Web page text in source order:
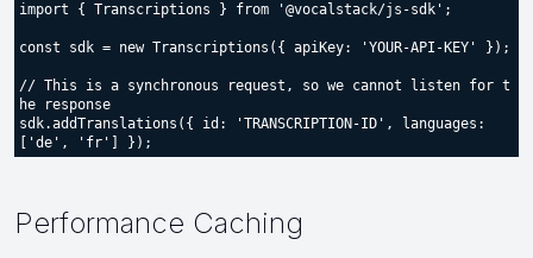
import { Transcriptions } from '@vocalstack/js-sdk';
const sdk = new Transcriptions({ apiKey: 'YOUR-API-KEY' });
// This is a synchronous request, so we cannot listen for t
he response
sdk.addTranslations({ id: 'TRANSCRIPTION-ID', languages:
Performance Caching